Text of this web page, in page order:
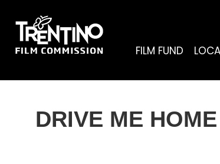
FILM FUND
DRIVE ME